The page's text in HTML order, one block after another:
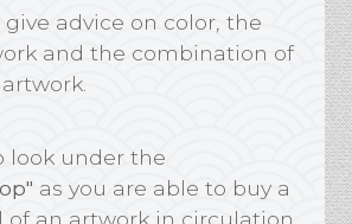
give advice on color, the
and the combination of
look under the
as you are able to buy a
of an artwork in circulation.